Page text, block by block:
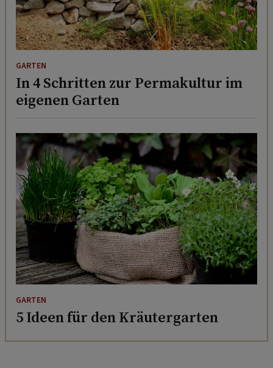
GARTEN
In 4 Schritten zur Permakultur im
eigenen Garten
GARTEN
5 Ideen für den Kräutergarten